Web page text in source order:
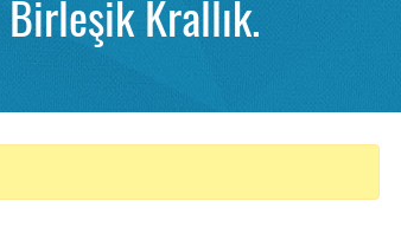
Birleşik Krallık.